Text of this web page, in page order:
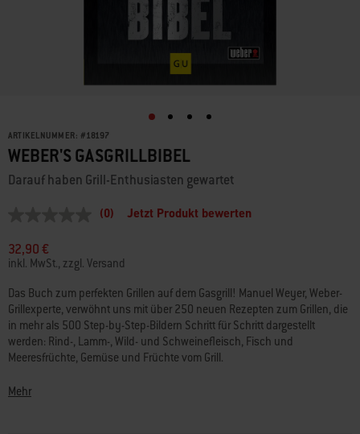
ARTIKELNUMMER: #18197
WEBER'S GASGRILLBIBEL
Darauf haben Grill-Enthusiasten gewartet
Link
auf
derselben
Seite.
(0) Jetzt Produkt bewerten
32,90 €
inkl. MwSt., zzgl. Versand
Das Buch zum perfekten Grillen auf dem Gasgrill! Manuel Weyer, Weber-
Grillexperte, verwöhnt uns mit über 250 neuen Rezepten zum Grillen, die
in mehr als 500 Step-by-Step-Bildern Schritt für Schritt dargestellt
werden: Rind-, Lamm-, Wild- und Schweinefleisch, Fisch und
Meeresfrüchte, Gemüse und Früchte vom Grill.
Grundtechniken rund ums Gasgrillen werden in Text und vielen Bildern
Mehr